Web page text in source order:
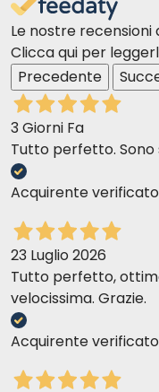
Le nostre recensioni
Clicca qui per
Precedente
3 Giorni Fa
Tutto perfetto. Sono
Acquirente verificato
23 Luglio 2026
Tutto perfetto,
velocissima. Grazie.
Acquirente verificato